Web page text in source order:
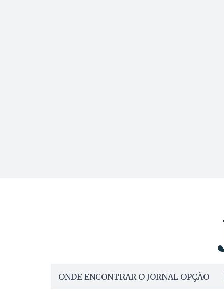
ONDE ENCONTRAR O JORNAL OPÇÃO